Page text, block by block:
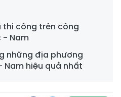
thi công trên công
- Nam
những địa phương
Nam hiệu quả nhất